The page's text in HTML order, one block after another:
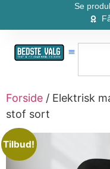
Se
Forside / Elektrisk
stof sort
Tilbud!